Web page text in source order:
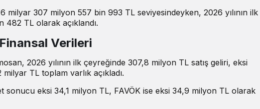
milyar 307 milyon 557 bin 993 TL seviyesindeyken, 2026 yılının ilk
TL olarak açıklandı.
Verileri
2026 yılının ilk çeyreğinde 307,8 milyon TL satış geliri, eksi
TL toplam varlık açıkladı.
sonucu eksi 34,1 milyon TL, FAVÖK ise eksi 34,9 milyon TL olarak